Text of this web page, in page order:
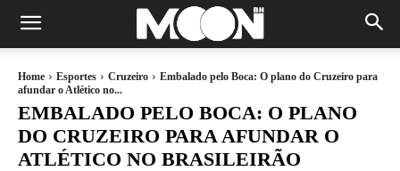
Home Esportes Cruzeiro
Embalado pelo Boca: O plano do Cruzeiro para
afundar o Atlético no...
EMBALADO PELO BOCA: O PLANO
DO CRUZEIRO PARA AFUNDAR O
ATLÉTICO NO BRASILEIRÃO